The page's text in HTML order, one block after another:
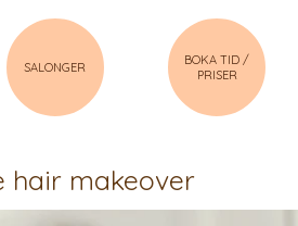
SALONGER
BOKA TID /
PRISER
hair makeover